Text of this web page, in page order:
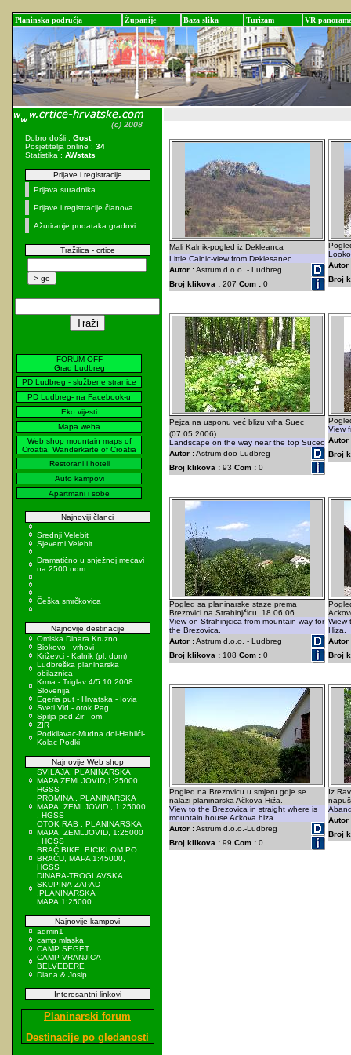
Planinska područja Županije Baza slika Turizam VR panorame
Dobro došli : Gost
Posjetitelja online : 34
Statistika : AWstats
Prijave i registracije
Prijava suradnika
Prijave i registracije članova
Ažuriranje podataka gradovi
Tražilica - crtice
FORUM OFF
Grad Ludbreg
PD Ludbreg - službene stranice
PD Ludbreg- na Facebook-u
Eko vijesti
Mapa weba
Web shop mountain maps of
Croatia, Wanderkarte of Croatia
Restorani i hoteli
Auto kampovi
Apartmani i sobe
Najnoviji članci
Srednji Velebit
Sjeverni Velebit
Dramatično u snježnoj mećavi
na 2500 ndm
Češka smrčkovica
Najnovije destinacije
Omiska Dinara Kruzno
Biokovo - vrhovi
Križevci - Kalnik (pl. dom)
Ludbreška planinarska
obilaznica
Krma - Triglav 4/5.10.2008
Slovenija
Egeria put - Hrvatska - Iovia
Sveti Vid - otok Pag
Spilja pod Zir - om
ZIR
Podkilavac-Mudna dol-Hahlići-
Kolac-Podki
Najnovije Web shop
SVILAJA, PLANINARSKA
MAPA ZEMLJOVID,1:25000,
HGSS
PROMINA , PLANINARSKA
MAPA, ZEMLJOVID , 1:25000
, HGSS
OTOK RAB , PLANINARSKA
MAPA, ZEMLJOVID, 1:25000
, HGSS
BRAČ BIKE, BICIKLOM PO
BRAČU, MAPA 1:45000,
HGSS
DINARA-TROGLAVSKA
SKUPINA-ZAPAD
,PLANINARSKA
MAPA,1:25000
Najnovije kampovi
admin1
camp mlaska
CAMP SEGET
CAMP VRANJICA
BELVEDERE
Diana & Josip
Interesantni linkovi
Planinarski forum
Destinacije po gledanosti
Mali Kalnik-pogled iz Dekleanca
Little Calnic-view from Deklesanec
Autor :Astrum d.o.o. - Ludbreg
Broj klikova : 207 Com : 0
Autor
Broj
Pejza na usponu već blizu vrha Suec
(07.05.2006)
Landscape on the way near the top Sucec
Autor :Astrum doo-Ludbreg
Broj klikova : 93 Com : 0
View
Autor
Broj
Pogled sa planinarske staze prema
Brezovici na Strahinjčicu. 18.06.06
View on Strahinjcica from mountain way for
the Brezovica.
Autor :Astrum d.o.o. - Ludbreg
Broj klikova : 108 Com : 0
Wiew
Hiza.
Autor
Broj
Pogled na Brezovicu u smjeru gdje se
nalazi planinarska Ačkova Hiža.
View to the Brezovica in straight where is
mountain house Ackova hiza.
Autor :Astrum d.o.o.-Ludbreg
Broj klikova : 99 Com : 0
Iz
Autor
Broj